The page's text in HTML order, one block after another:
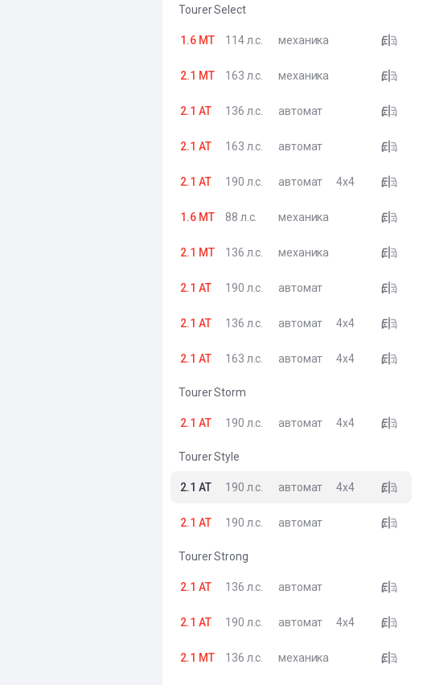
Tourer Select
1.6 MT 114 л.с. механика
2.1 MT 163 л.с. механика
2.1 AT 136 л.с. автомат
2.1 AT 163 л.с. автомат
2.1 AT 190 л.с. автомат 4x4
1.6 MT 88 л.с. механика
2.1 MT 136 л.с. механика
2.1 AT 190 л.с. автомат
2.1 AT 136 л.с. автомат 4x4
2.1 AT 163 л.с. автомат 4x4
Tourer Storm
2.1 AT 190 л.с. автомат 4x4
Tourer Style
2.1 AT 190 л.с. автомат 4x4
2.1 AT 190 л.с. автомат
Tourer Strong
2.1 AT 136 л.с. автомат
2.1 AT 190 л.с. автомат 4x4
2.1 MT 136 л.с. механика